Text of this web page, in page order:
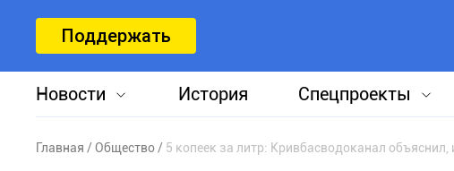
Поддержать
Новости История Спецпроекты
Главная Общество 5 копеек за литр: Кривбасводоканал